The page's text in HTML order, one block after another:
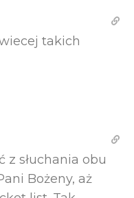
takich
z słuchania obu
Bożeny, aż